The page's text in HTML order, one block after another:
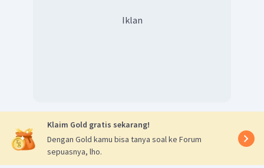
Iklan
Klaim Gold gratis sekarang!
Dengan Gold kamu bisa tanya soal ke Forum
sepuasnya, lho.